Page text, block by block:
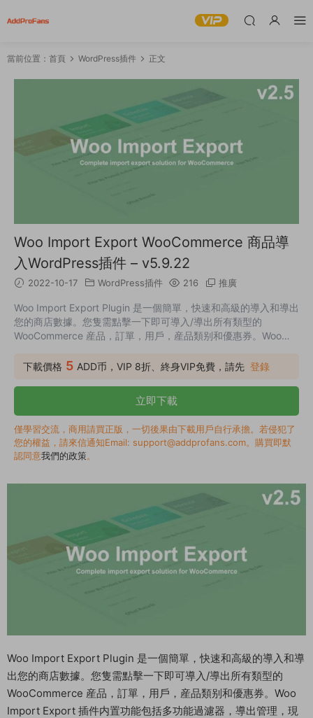
當前位置： 首頁 WordPress插件 正文
Woo Import Export WooCommerce 商品導
入WordPress插件 – v5.9.22
2022-10-17 WordPress插件 216 推廣
Woo Import Export Plugin 是一個簡單，快速和高級的導入和導出
您的商店數據。您隻需點擊一下即可導入/導出所有類型的
WooCommerce 産品，訂單，用戶，産品類别和優惠券。Woo
管理和預定管理。
下載價格 5 ADD币，VIP 8折、終身VIP免費，請先 登錄
立即下載
僅學習交流，商用請買正版，一切後果由下載用戶自行承擔。若侵犯了
您的權益，請來信通知Email: support@addprofans.com。購買即默
認同意我們的政策。
Woo Import Export Plugin 是一個簡單，快速和高級的導入和導
出您的商店數據。您隻需點擊一下即可導入/導出所有類型的
WooCommerce 産品，訂單，用戶，産品類别和優惠券。Woo
Import Export 插件内置功能包括多功能過濾器，導出管理，現